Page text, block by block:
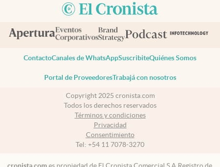
ContactoCanales de WhatsAppSuscribiteQuiénes Somos
Portal de ProveedoresTrabajá con nosotros
Copyright 2025 cronista.com
Todos los derechos reservados
Términos y condiciones
Privacidad
Consentimiento
Tel: +54 11 7078-3270
cronista.com es propiedad de El Cronista Comercial S.A Registro de